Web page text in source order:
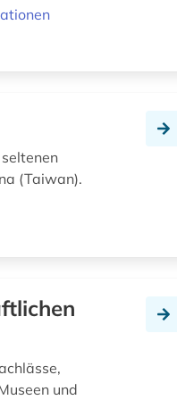
(Taiwan).
und